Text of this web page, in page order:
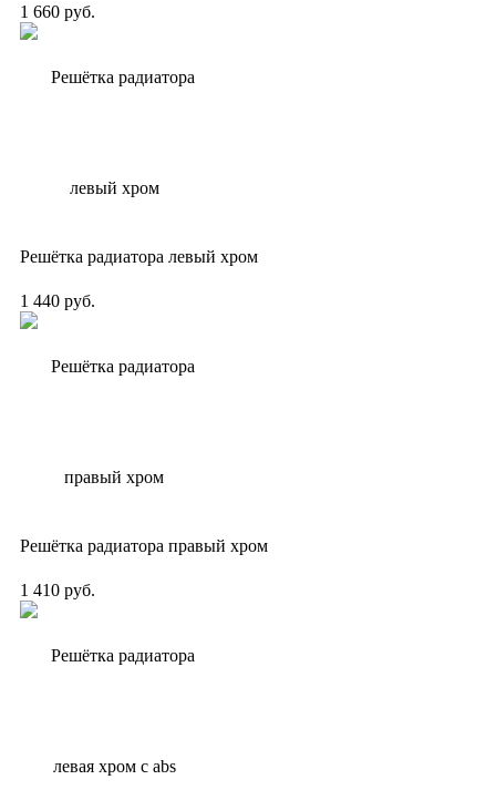
1 660 руб.
Решётка радиатора левый хром
1 440 руб.
Решётка радиатора правый хром
1 410 руб.